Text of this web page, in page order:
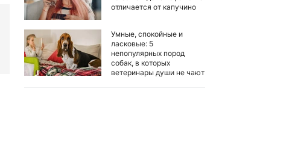
отличается от капучино
Умные, спокойные и
ласковые: 5
непопулярных пород
собак, в которых
ветеринары души не чают